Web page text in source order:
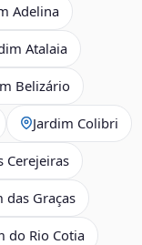
Adelina
Atalaia
Belizário
Jardim Colibri
Cerejeiras
das Graças
do Rio Cotia